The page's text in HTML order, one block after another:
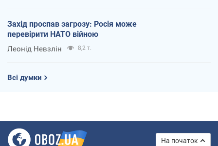
Захід проспав загрозу: Росія може
перевірити НАТО війною
Леонід Невзлін 8,2 т.
Всі думки
На початок